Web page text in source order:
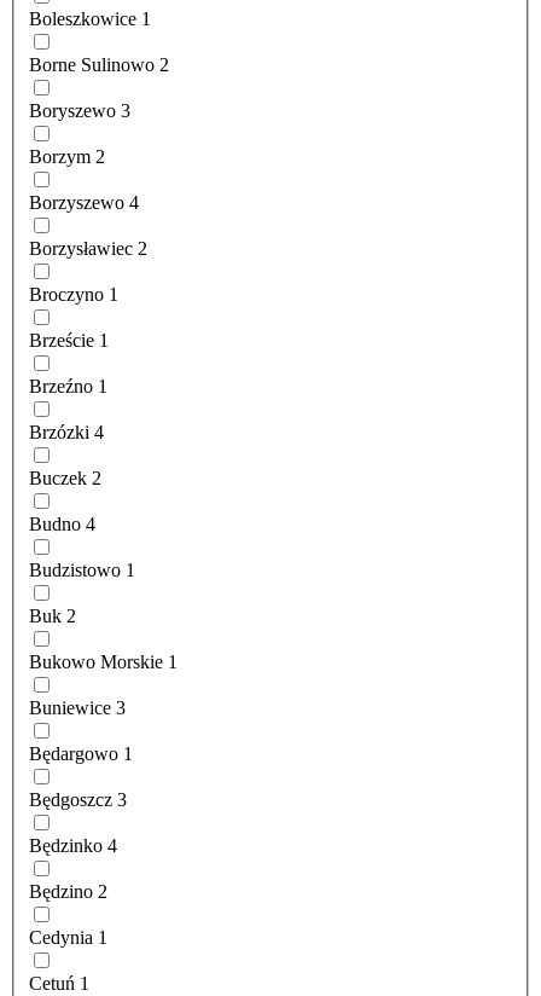
Boleszkowice 1
Borne Sulinowo 2
Boryszewo 3
Borzym 2
Borzyszewo 4
Borzysławiec 2
Broczyno 1
Brzeście 1
Brzeźno 1
Brzózki 4
Buczek 2
Budno 4
Budzistowo 1
Buk 2
Bukowo Morskie 1
Buniewice 3
Będargowo 1
Będgoszcz 3
Będzinko 4
Będzino 2
Cedynia 1
Cetuń 1